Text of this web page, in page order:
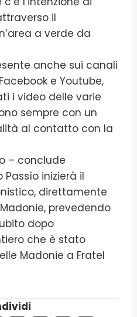
il
a verde da
anche sui canali
e Youtube,
i video delle varie
sempre con un
al contatto con la
– conclude
Passìo inizierà il
direttamente
prevedendo
dopo
che è stato
Madonie a Fratel